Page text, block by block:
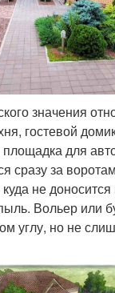
значения
гостевой
для
сразу за
не
Вольер или
углу, но не